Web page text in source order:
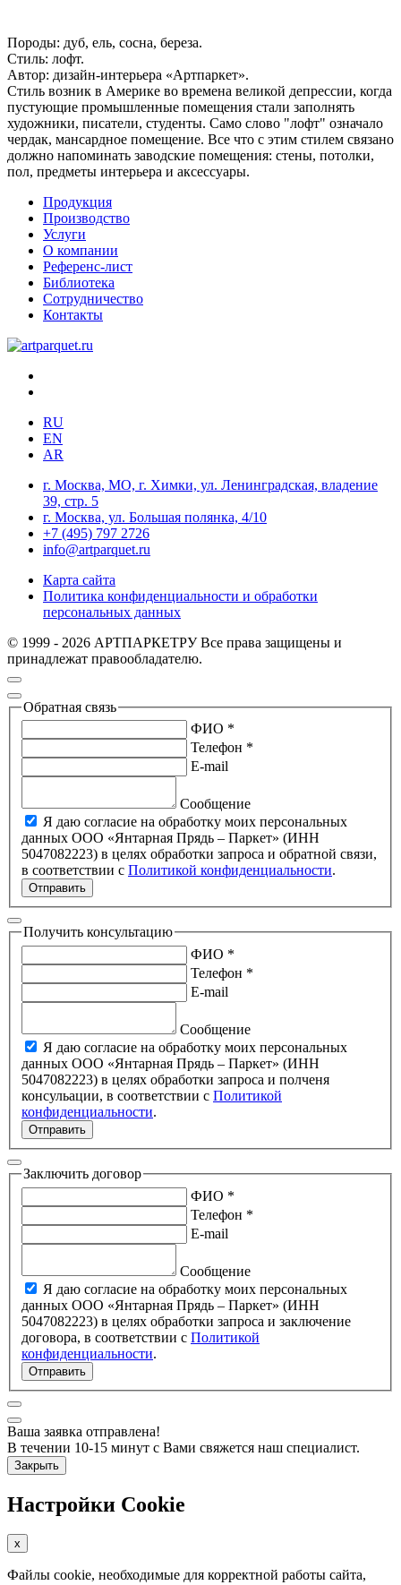
Породы: дуб, ель, сосна, береза.
Стиль: лофт.
Автор: дизайн-интерьера «Артпаркет».
Стиль возник в Америке во времена великой депрессии, когда
пустующие промышленные помещения стали заполнять
художники, писатели, студенты. Само слово "лофт" означало
чердак, мансардное помещение. Все что с этим стилем связано
должно напоминать заводские помещения: стены, потолки,
пол, предметы интерьера и аксессуары.
Продукция
Производство
Услуги
О компании
Референс-лист
Библиотека
Сотрудничество
Контакты
RU
EN
AR
г. Москва, МО, г. Химки, ул. Ленинградская, владение
39, стр. 5
г. Москва, ул. Большая полянка, 4/10
+7 (495) 797 2726
info@artparquet.ru
Карта сайта
Политика конфиденциальности и обработки
персональных данных
© 1999 - 2026 АРТПАРКЕТРУ Все права защищены и
принадлежат правообладателю.
Обратная связь
ФИО *
Телефон *
E-mail
Сообщение
Я даю согласие на обработку моих персональных
данных ООО «Янтарная Прядь – Паркет» (ИНН
5047082223) в целях обработки запроса и обратной связи,
в соответствии с Политикой конфиденциальности.
Отправить
Получить консультацию
ФИО *
Телефон *
E-mail
Сообщение
Я даю согласие на обработку моих персональных
данных ООО «Янтарная Прядь – Паркет» (ИНН
5047082223) в целях обработки запроса и полченя
консульации, в соответствии с Политикой
конфиденциальности.
Отправить
Заключить договор
ФИО *
Телефон *
E-mail
Сообщение
Я даю согласие на обработку моих персональных
данных ООО «Янтарная Прядь – Паркет» (ИНН
5047082223) в целях обработки запроса и заключение
договора, в соответствии с Политикой
конфиденциальности.
Отправить
Ваша заявка отправлена!
В течении 10-15 минут с Вами свяжется наш специалист.
Закрыть
Настройки Cookie
x
Файлы cookie, необходимые для корректной работы сайта,